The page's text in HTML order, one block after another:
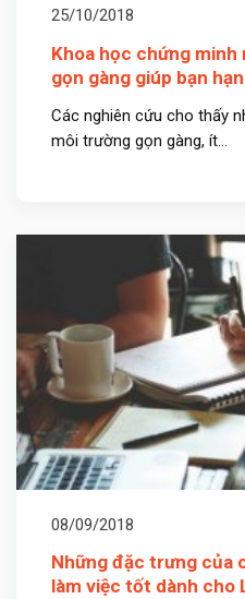
25/10/2018
Khoa học chứng minh
gọn gàng giúp bạn
Các nghiên cứu cho thấy
môi trường gọn gàng, ít...
08/09/2018
Những đặc trưng của
làm việc tốt dành cho